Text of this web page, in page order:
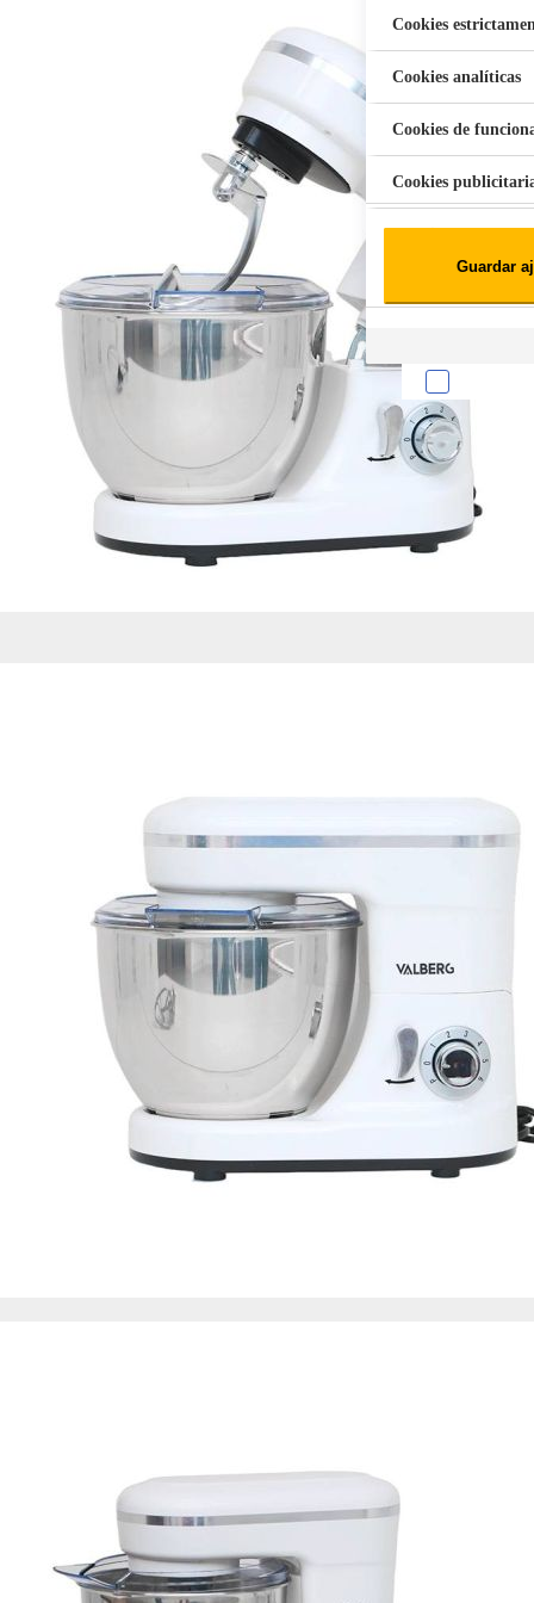
Aspiradora Quitamanchas 450W
Cookies
Cookies analíticas
Cookies de
Cookies
Sobre la
Cuando visitas un
Esta información
cookies
administrar tu
Estas cookies nos
de nuestro sitio
navegan por el
Información de las
Guardar